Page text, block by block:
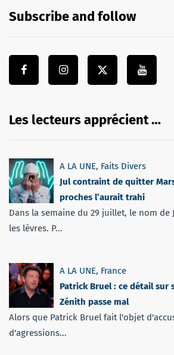
Subscribe and follow
Les lecteurs apprécient …
A LA UNE, Faits Divers
Jul contraint de quitter
proches l’aurait trahi
Dans la semaine du 29 juillet, le nom de
les lèvres. P...
A LA UNE, France
Patrick Bruel : ce détail sur
Zénith passe mal
Alors que Patrick Bruel fait l'objet
d'agressions...